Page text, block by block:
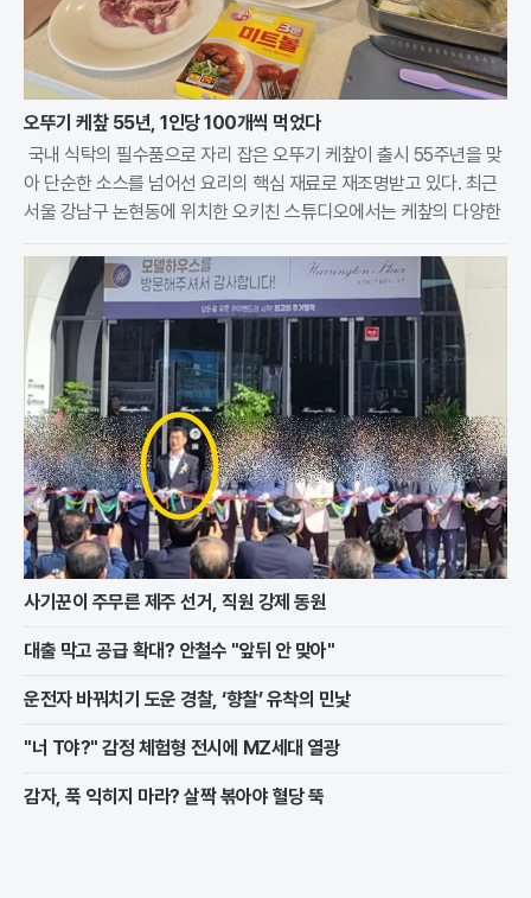
오뚜기 케챂 55년, 1인당 100개씩 먹었다
국내 식탁의 필수품으로 자리 잡은 오뚜기 케챂이 출시 55주년을 맞
아 단순한 소스를 넘어선 요리의 핵심 재료로 재조명받고 있다. 최근
서울 강남구 논현동에 위치한 오키친 스튜디오에서는 케챂의 다양한
변신을 직접 체험하는 특별한 요리 수업이 진행됐다. 이번 행사는 19
70년대 출시 이후 한국인의 입맛을 사로잡으며
사기꾼이 주무른 제주 선거, 직원 강제 동원
대출 막고 공급 확대? 안철수 "앞뒤 안 맞아"
운전자 바꿔치기 도운 경찰, ‘향찰’ 유착의 민낯
"너 T야?" 감정 체험형 전시에 MZ세대 열광
감자, 푹 익히지 마라? 살짝 볶아야 혈당 뚝